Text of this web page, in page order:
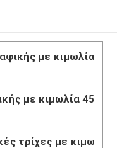
με κιμωλία
με κιμωλία 45
τρίχες με κιμω